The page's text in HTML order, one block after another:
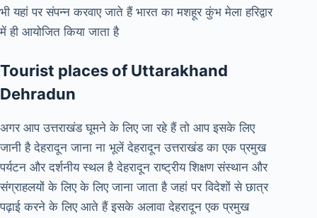
भी यहां पर संपन्न करवाए जाते हैं भारत का मशहूर कुंभ मेला हरिद्वार
में ही आयोजित किया जाता है
Tourist places of Uttarakhand
Dehradun
अगर आप उत्तराखंड घूमने के लिए जा रहे हैं तो आप इसके लिए
जानी है देहरादून जाना ना भूलें देहरादून उत्तराखंड का एक प्रमुख
पर्यटन और दर्शनीय स्थल है देहरादून राष्ट्रीय शिक्षण संस्थान और
संग्राहलयों के लिए के लिए जाना जाता है जहां पर विदेशों से छात्र
पढ़ाई करने के लिए आते हैं इसके अलावा देहरादून एक प्रमुख